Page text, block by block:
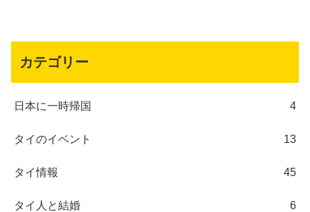
カテゴリー
日本に一時帰国 4
タイのイベント 13
タイ情報 45
タイ人と結婚 6